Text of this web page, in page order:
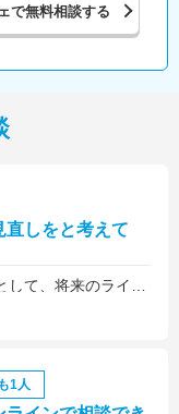
で無料相談する
直しをと考えて
1人